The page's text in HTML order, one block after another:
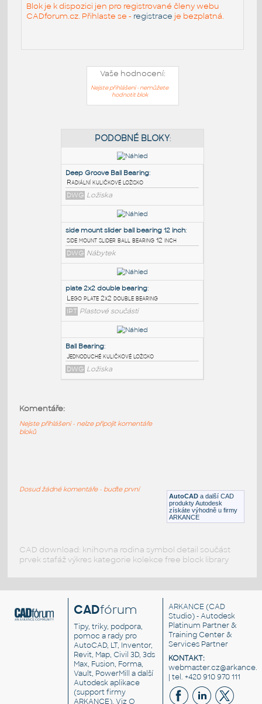
Blok je k dispozici jen pro registrované členy webu
CADforum.cz. Přihlaste se - registrace je bezplatná.
Vaše hodnocení:
Nejste přihlášeni - nemůžete
hodnotit blok
PODOBNÉ BLOKY:
Deep Groove Ball Bearing:
Radiální kuličkové ložisko
DWG Ložiska
side mount slider ball bearing 12 inch
side mount slider ball bearing 12 inch
DWG Nábytek
IPT Plastové součásti
DWG
Ložiska AutoCAD a další CAD
produkty Autodesk
získáte výhodně u firmy
ARKANCE
Komentáře:
Nejste přihlášeni - nelze připojit komentáře
bloků
Dosud žádné komentáře - buďte první
CAD download: knihovna rodina symbol detail součást
prvek stafáž výkres kategorie kolekce free block library
CADfórum
Tipy, triky, podpora,
pomoc a rady pro
AutoCAD, LT, Inventor,
Revit, Map, Civil 3D, 3ds
Max, Fusion, Forma,
Vault, PowerMill a další
Autodesk aplikace
(support firmy
ARKANCE). VizO
ARKANCE (CAD
Studio) - Autodesk
Platinum Partner &
Training Center &
Services Partner
KONTAKT:
| tel. +420 910 970 111